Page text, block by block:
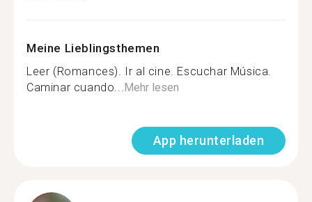
Meine Lieblingsthemen
Leer (Romances). Ir al cine. Escuchar Música.
Caminar cuando...Mehr lesen
App herunterladen